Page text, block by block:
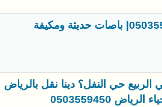
حي النفل؟ دينا نقل بالرياض